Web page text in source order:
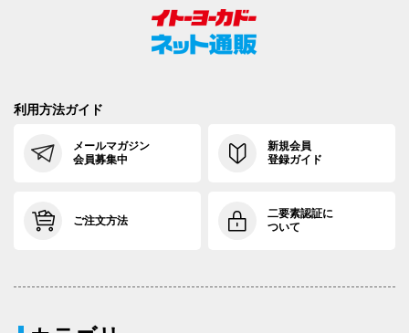
利用方法ガイド
メールマガジン
会員募集中
新規会員
登録ガイド
ご注文方法
二要素認証に
ついて